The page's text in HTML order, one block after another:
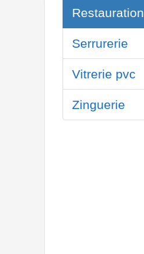
Restauration
Serrurerie
Vitrerie pvc
Zinguerie